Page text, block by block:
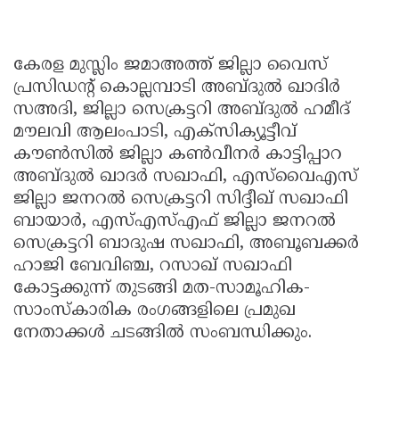
കേരള മുസ്ലിം ജമാഅത്ത് ജില്ലാ വൈസ്
പ്രസിഡന്റ് കൊല്ലമ്പാടി അബ്ദുൽ ഖാദിർ
സഅദി, ജില്ലാ സെക്രട്ടറി അബ്ദുൽ ഹമീദ്
മൗലവി ആലംപാടി, എക്സിക്യൂട്ടീവ്
കൗൺസിൽ ജില്ലാ കൺവീനർ കാട്ടിപ്പാറ
അബ്ദുൽ ഖാദർ സഖാഫി, എസ്‌വൈഎസ്
ജില്ലാ ജനറൽ സെക്രട്ടറി സിദ്ദീഖ് സഖാഫി
ബായാർ, എസ്‌എസ്‌എഫ് ജില്ലാ ജനറൽ
സെക്രട്ടറി ബാദുഷ സഖാഫി, അബൂബക്കർ
ഹാജി ബേവിഞ്ച, റസാഖ് സഖാഫി
കോട്ടക്കുന്ന് തുടങ്ങി മത-സാമൂഹിക-
സാംസ്കാരിക രംഗങ്ങളിലെ പ്രമുഖ
നേതാക്കൾ ചടങ്ങിൽ സംബന്ധിക്കും.